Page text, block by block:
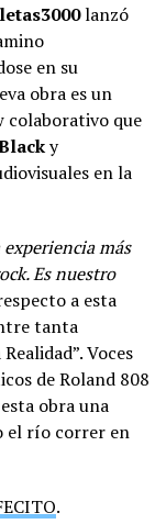
lanzó
en su
obra es un
colaborativo que
y
en la
más
Es nuestro
a esta
tanta
Voces
de Roland 808
obra una
el río correr en
.